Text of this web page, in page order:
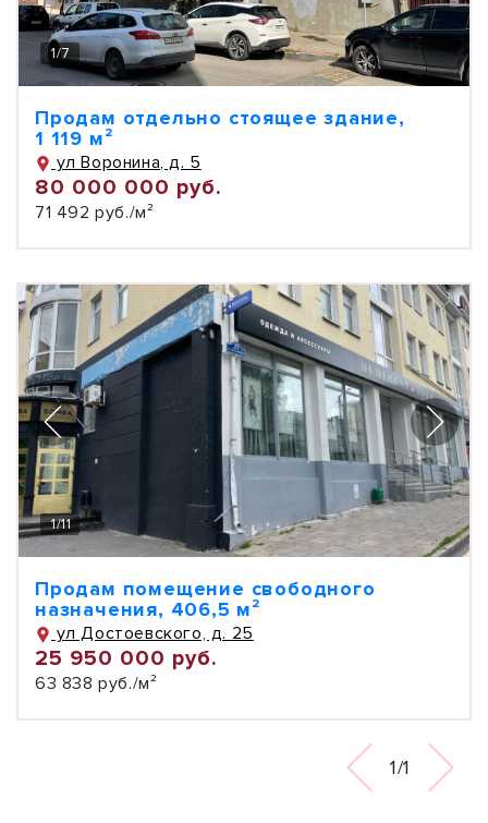
1/7
Продам отдельно стоящее здание,
1 119 м²
ул Воронина, д. 5
80 000 000 руб.
71 492 руб./м²
1/11
Продам помещение свободного
назначения, 406,5 м²
ул Достоевского, д. 25
25 950 000 руб.
63 838 руб./м²
1/1